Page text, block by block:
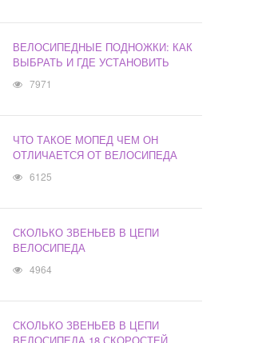
ВЕЛОСИПЕДНЫЕ ПОДНОЖКИ: КАК
ВЫБРАТЬ И ГДЕ УСТАНОВИТЬ
7971
ЧТО ТАКОЕ МОПЕД ЧЕМ ОН
ОТЛИЧАЕТСЯ ОТ ВЕЛОСИПЕДА
6125
СКОЛЬКО ЗВЕНЬЕВ В ЦЕПИ
ВЕЛОСИПЕДА
4964
СКОЛЬКО ЗВЕНЬЕВ В ЦЕПИ